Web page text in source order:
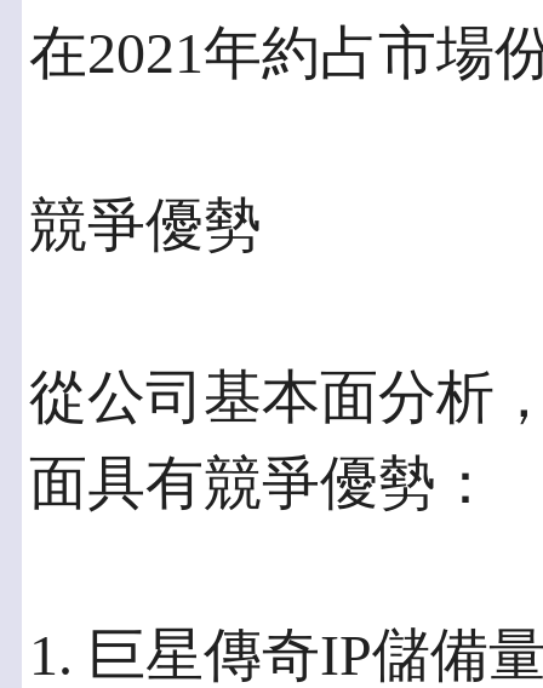
在2021年約占市場
競爭優勢
從公司基本面分析
面具有競爭優勢：
1. 巨星傳奇IP儲備